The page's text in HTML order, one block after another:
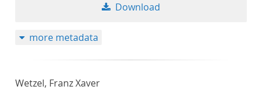
Download
more metadata
Wetzel, Franz Xaver